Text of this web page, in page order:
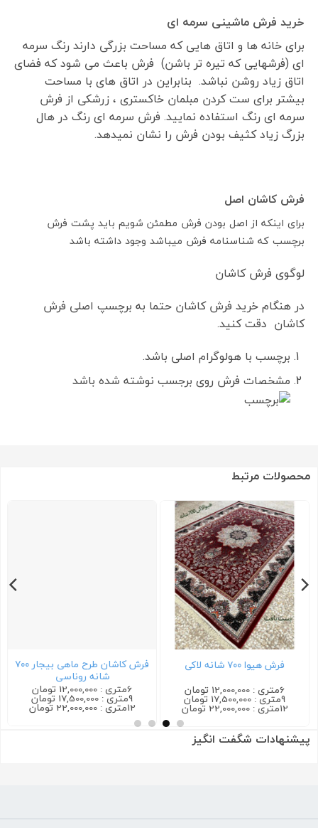
خرید فرش ماشینی سرمه ای
برای خانه ها و اتاق هایی که مساحت بزرگی دارند رنگ سرمه
ای (فرشهایی که تیره تر باشن) فرش باعث می شود که فضای
اتاق زیاد روشن نباشد. بنابراین در اتاق های با مساحت
بیشتر برای ست کردن مبلمان خاکستری ، زرشکی از فرش
سرمه ای رنگ استفاده نمایید. فرش سرمه ای رنگ در هال
بزرگ زیاد کثیف بودن فرش را نشان نمیدهد.
فرش کاشان اصل
برای اینکه از اصل بودن فرش مطمئن شویم باید پشت فرش
برچسب که شناسنامه فرش میباشد وجود داشته باشد
لوگوی فرش کاشان
در هنگام خرید فرش کاشان حتما به برچسپ اصلی فرش
کاشان دقت کنید.
برچسب با هولوگرام اصلی باشد.
مشخصات فرش روی برجسب نوشته شده باشد
محصولات مرتبط
فرش هیوا ۷۰۰ شانه لاکی
6متری : 12,000,000 تومان
9متری : 17,500,000 تومان
12متری : 22,000,000 تومان
فرش کاشان طرح ماهی بیجار ۷۰۰
شانه روناسی
6متری : 12,000,000 تومان
9متری : 17,500,000 تومان
12متری : 22,000,000 تومان
پیشنهادات شگفت انگیز